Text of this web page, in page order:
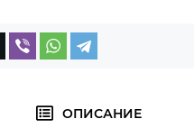
ОПИСАНИЕ